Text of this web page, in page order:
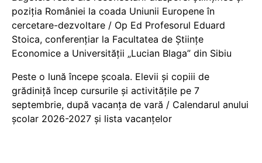
poziția României la coada Uniunii Europene în
cercetare-dezvoltare / Op Ed Profesorul Eduard
Stoica, conferențiar la Facultatea de Științe
Economice a Universității „Lucian Blaga” din Sibiu
Peste o lună începe școala. Elevii și copiii de
grădiniță încep cursurile și activitățile pe 7
septembrie, după vacanța de vară / Calendarul anului
școlar 2026-2027 și lista vacanțelor